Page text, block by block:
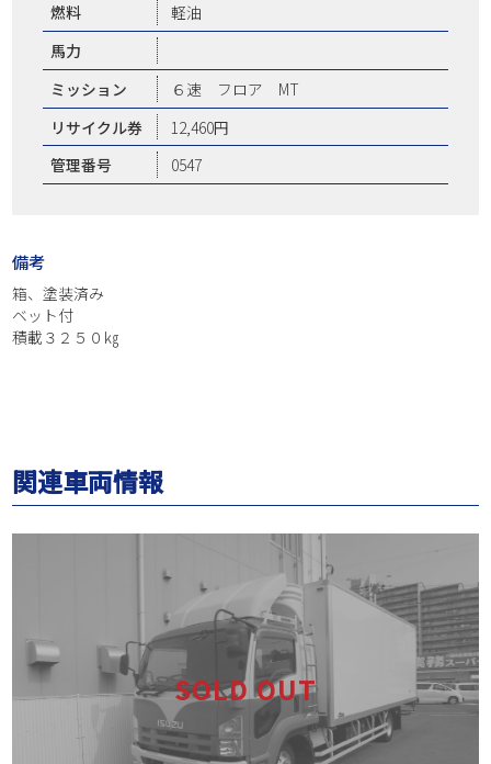
燃料
軽油
馬力
ミッション
６速 フロア MT
リサイクル券
12,460円
管理番号
0547
備考
箱、塗装済み
ベット付
積載３２５０㎏
関連車両情報